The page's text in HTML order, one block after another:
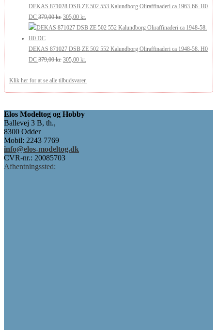
var:
er:
DEKAS 871028 DSB ZE 502 553 Kalundborg Oliraffinaderi ca 1963-66. H0
DC 379,00kr. Den
oprindelige
var:
379,00 kr..
305,00 kr.
aktuelle
er:
DEKAS 871027 DSB ZE 502 552 Kalundborg Oliraffinaderi ca 1948-58. H0
DC 379,00kr. Den
pris
var:
305,00 kr.
er:
Klik her for at se alle tilbudsvarer.
Elos Modeltog og Hobby
Ballevej 3 B, th.,
8300 Odder
Mobil: 2243 7769
info@elos-modeltog.dk
CVR-nr.: 20085703
Afhentningssted: